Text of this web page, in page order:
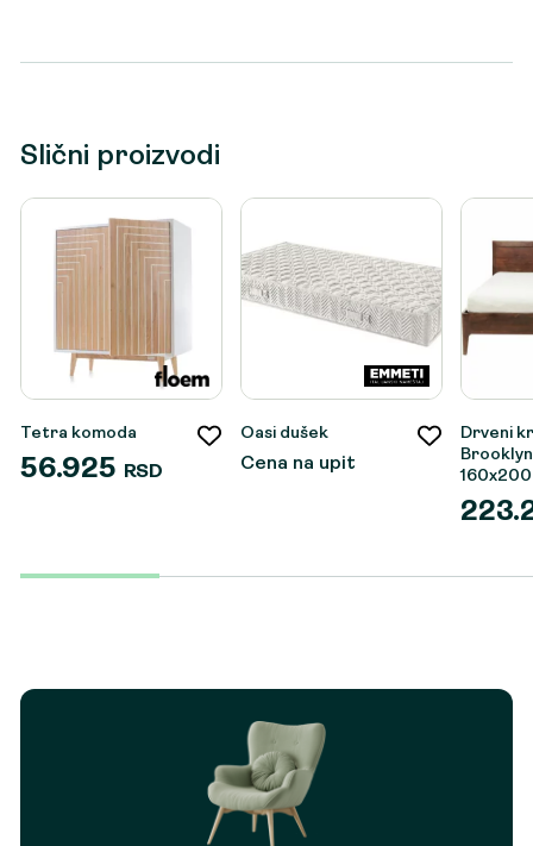
Slični proizvodi
Tetra komoda
56.925 RSD
Oasi dušek
Cena na upit
Drveni